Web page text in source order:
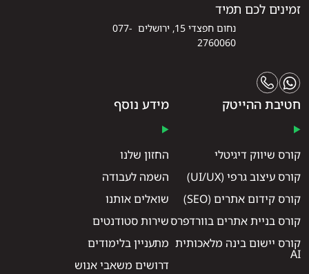
זמינים לכם תמיד
נחום חפצדי 15, ירושלים 077-
2760060
חטיבת ההייטק
קורס שיווק דיגיטלי
קורס עיצוב גרפי (UI/UX)
קורס קידום אתרים (SEO)
קורס בניית אתרים בוורדפרס
קורס יישום בינה מלאכותית
AI
מידע נוסף
החזון שלנו
השמה לעבודה
שואלים אותנו
שירות סטודנטים
מתעניין בלימודים
דרושים משאבי אנוש